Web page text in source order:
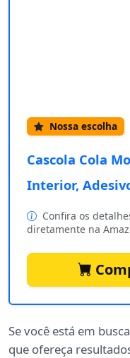
Nossa escolha
Cascola Cola
Interior,
Confira os
diretamente na
Se você está em
que ofereça